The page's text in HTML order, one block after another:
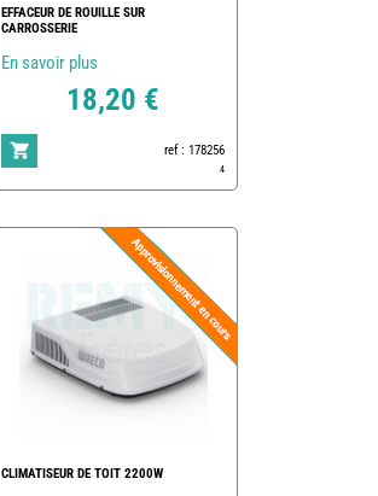
EFFACEUR DE ROUILLE SUR
CARROSSERIE
En savoir plus
18,20 €
ref : 178256
4
CLIMATISEUR DE TOIT 2200W